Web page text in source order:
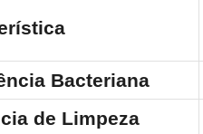
Bacteriana
de Limpeza